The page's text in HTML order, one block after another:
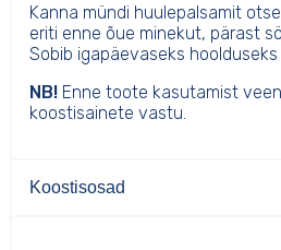
Kanna mündi huulepalsamit
eriti enne õue minekut, pärast
Sobib igapäevaseks hoolduseks
NB! Enne toote kasutamist
koostisainete vastu.
Koostisosad